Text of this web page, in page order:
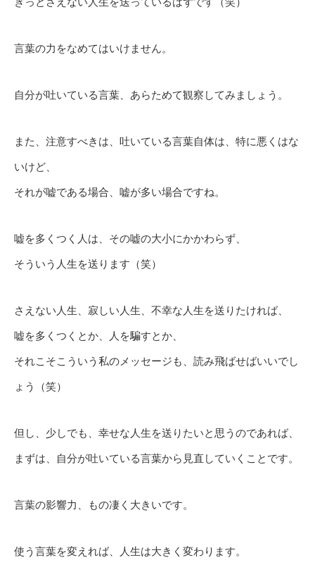
言葉の力をなめてはいけません。
自分が吐いている言葉、あらためて観察してみましょう。
また、注意すべきは、吐いている言葉自体は、特に悪くはな
いけど、
それが嘘である場合、嘘が多い場合ですね。
嘘を多くつく人は、その嘘の大小にかかわらず、
そういう人生を送ります（笑）
さえない人生、寂しい人生、不幸な人生を送りたければ、
嘘を多くつくとか、人を騙すとか、
それこそこういう私のメッセージも、読み飛ばせばいいでし
ょう（笑）
但し、少しでも、幸せな人生を送りたいと思うのであれば、
まずは、自分が吐いている言葉から見直していくことです。
言葉の影響力、もの凄く大きいです。
使う言葉を変えれば、人生は大きく変わります。